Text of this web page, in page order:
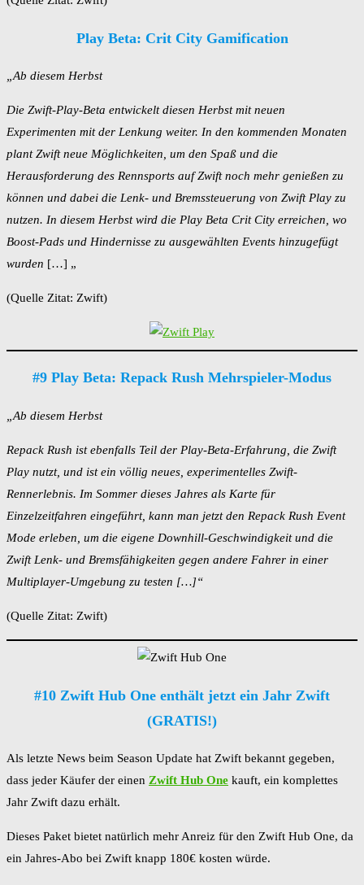
Play Beta: Crit City Gamification
„Ab diesem Herbst
Die Zwift-Play-Beta entwickelt diesen Herbst mit neuen
Experimenten mit der Lenkung weiter. In den kommenden Monaten
plant Zwift neue Möglichkeiten, um den Spaß und die
Herausforderung des Rennsports auf Zwift noch mehr genießen zu
können und dabei die Lenk- und Bremssteuerung von Zwift Play zu
nutzen. In diesem Herbst wird die Play Beta Crit City erreichen, wo
Boost-Pads und Hindernisse zu ausgewählten Events hinzugefügt
wurden […] „
(Quelle Zitat: Zwift)
#9 Play Beta: Repack Rush Mehrspieler-Modus
„Ab diesem Herbst
Repack Rush ist ebenfalls Teil der Play-Beta-Erfahrung, die Zwift
Play nutzt, und ist ein völlig neues, experimentelles Zwift-
Rennerlebnis. Im Sommer dieses Jahres als Karte für
Einzelzeitfahren eingeführt, kann man jetzt den Repack Rush Event
Mode erleben, um die eigene Downhill-Geschwindigkeit und die
Zwift Lenk- und Bremsfähigkeiten gegen andere Fahrer in einer
Multiplayer-Umgebung zu testen […]“
(Quelle Zitat: Zwift)
#10 Zwift Hub One enthält jetzt ein Jahr Zwift
(GRATIS!)
Als letzte News beim Season Update hat Zwift bekannt gegeben,
dass jeder Käufer der einen Zwift Hub One kauft, ein komplettes
Jahr Zwift dazu erhält.
Dieses Paket bietet natürlich mehr Anreiz für den Zwift Hub One, da
ein Jahres-Abo bei Zwift knapp 180€ kosten würde.